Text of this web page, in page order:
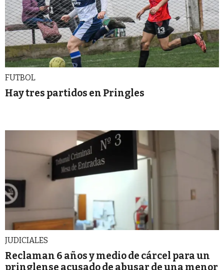
FUTBOL
Hay tres partidos en Pringles
JUDICIALES
Reclaman 6 años y medio de cárcel para un
pringlense acusado de abusar de una menor